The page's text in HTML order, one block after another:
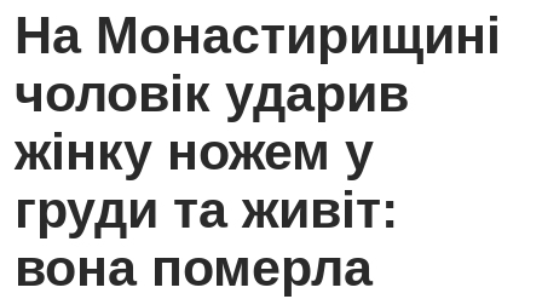
На Монастирищині
чоловік ударив
жінку ножем у
груди та живіт:
вона померла